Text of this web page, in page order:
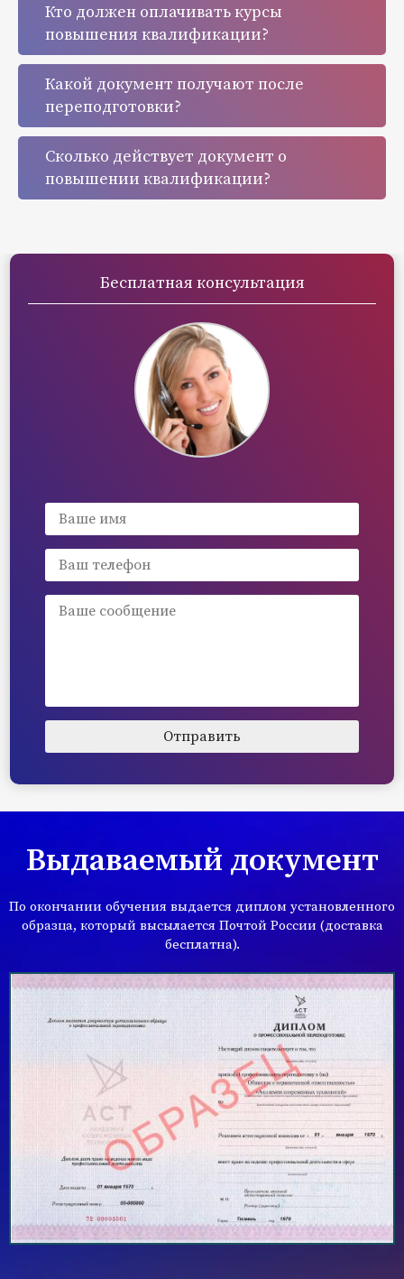
Кто должен оплачивать курсы
повышения квалификации?
Какой документ получают после
переподготовки?
Сколько действует документ о
повышении квалификации?
Бесплатная консультация
Выдаваемый документ
По окончании обучения выдается диплом установленного
образца, который высылается Почтой России (доставка
бесплатна).